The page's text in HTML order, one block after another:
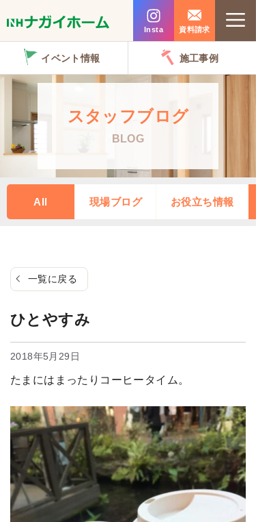
ン
プ
Insta 資料請求
イベント情報 施工事例
スタッフブログ
BLOG
All 現場ブログ お役立ち情報
一覧に戻る
ひとやすみ
2018年5月29日
たまにはまったりコーヒータイム。